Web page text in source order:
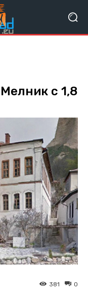
с 1,8
0
381